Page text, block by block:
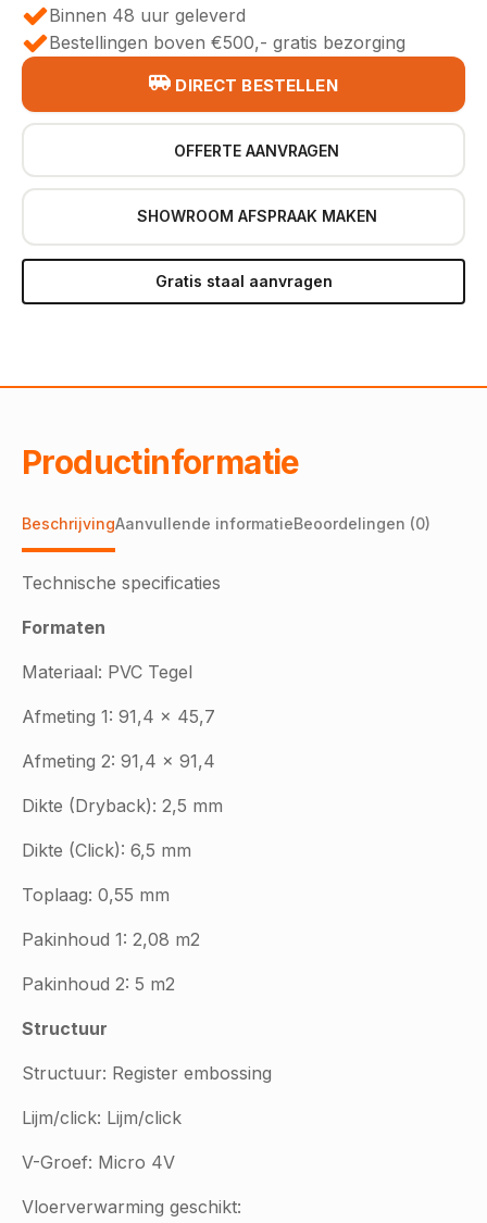
€56,95.
€48,95.
Binnen 48 uur geleverd
Bestellingen boven €500,- gratis bezorging
DIRECT BESTELLEN
OFFERTE AANVRAGEN
SHOWROOM AFSPRAAK MAKEN
Gratis staal aanvragen
Productinformatie
BeschrijvingAanvullende informatieBeoordelingen (0)
Technische specificaties
Formaten
Materiaal: PVC Tegel
Afmeting 1: 91,4 x 45,7
Afmeting 2: 91,4 x 91,4
Dikte (Dryback): 2,5 mm
Dikte (Click): 6,5 mm
Toplaag: 0,55 mm
Pakinhoud 1: 2,08 m2
Pakinhoud 2: 5 m2
Structuur
Structuur: Register embossing
Lijm/click: Lijm/click
V-Groef: Micro 4V
Vloerverwarming geschikt: